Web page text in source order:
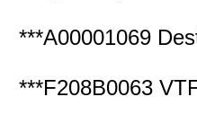
***A00001069
***F208B0063